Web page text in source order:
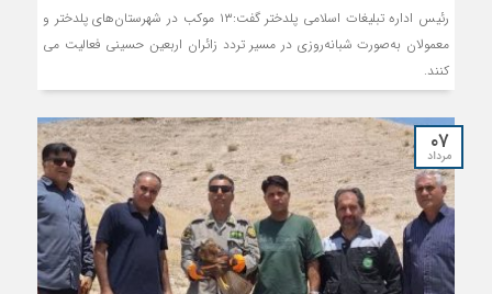
رئیس اداره تبلیغات اسلامی پلدختر گفت:۱۳ موکب در شهرستان‌های پلدختر و
معمولان به‌صورت شبانه‌روزی در مسیر تردد زائران اربعین حسینی فعالیت می
کنند.
۰۷
مرداد